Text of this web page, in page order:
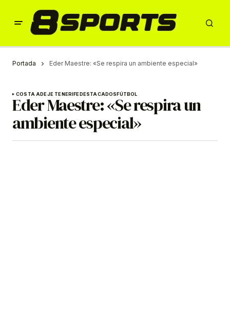
Portada Eder Maestre: «Se respira un ambiente especial»
COSTA ADEJE TENERIFEDESTACADOSFÚTBOL
Eder Maestre: «Se respira un
ambiente especial»